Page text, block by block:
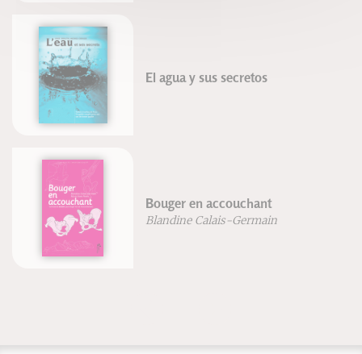
El agua y sus secretos
Bouger en accouchant
Blandine Calais-Germain